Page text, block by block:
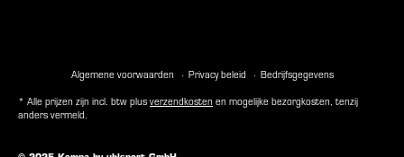
Algemene voorwaarden Privacy beleid Bedrijfsgegevens
* Alle prijzen zijn incl. btw plus verzendkosten en mogelijke bezorgkosten, tenzij
anders vermeld.